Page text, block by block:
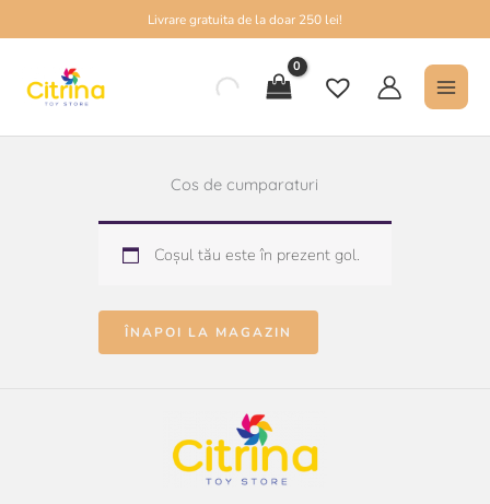
to
Livrare gratuita de la doar 250 lei!
Cos de cumparaturi
Coșul tău este în prezent gol.
ÎNAPOI LA MAGAZIN